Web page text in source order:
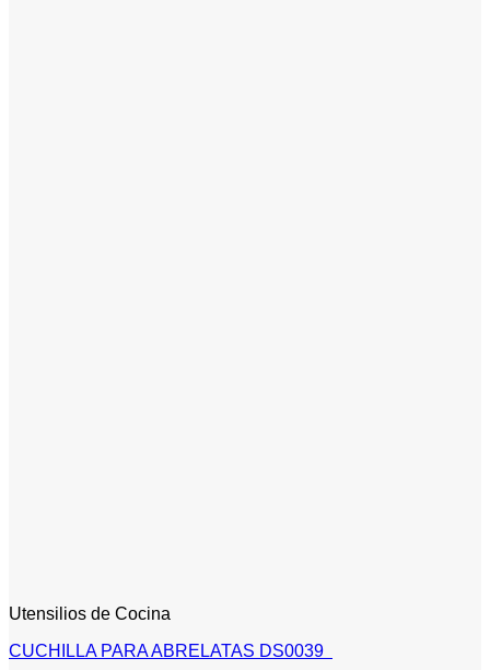
Utensilios de Cocina
CUCHILLA PARA ABRELATAS DS0039